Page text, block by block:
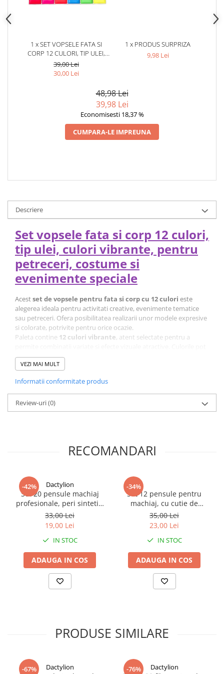
1 x SET VOPSELE FATA SI
CORP 12 CULORI, TIP ULEI,
CULORI VIBRANTE, PENTRU
PETRECERI, COSTUME SI
39,00 Lei
30,00 Lei
1 x PRODUS SURPRIZA
9,98 Lei
48,98 Lei
39,98 Lei
Economisesti 18,37 %
CUMPARA-LE IMPREUNA
Descriere
Set vopsele fata si corp 12 culori,
tip ulei, culori vibrante, pentru
petreceri, costume si
evenimente speciale
Acestset de vopsele pentru fata si corp cu 12 culori este
alegerea ideala pentru activitati creative, evenimente tematice
sau petreceri. Ofera posibilitatea realizarii unor modele expresive
si colorate, potrivite pentru orice ocazie.
Paleta contine 12 culori vibrante, atent selectate pentru a
fi folosite individual sau amestecate pentru a obtine nuante
personalizate.
VEZI MAI MULT
Informatii conformitate produs
Review-uri(0)
RECOMANDARI
-42% Dactylion
Set 20 pensule machiaj
profesionale, peri sintetici
moi, maner negru cu finisaj
rose gold
33,00 Lei
19,00 Lei
IN STOC
ADAUGA IN COS
-34%
Set 12 pensule pentru
machiaj, cu cutie de
depozitare, peri sintetici
din nailon si manere din
plastic, 18x5x6.5 cm, roz
piersica – kit complet
pentru un machiaj
impecabil
35,00 Lei
23,00 Lei
IN STOC
ADAUGA IN COS
PRODUSE SIMILARE
-67% Dactylion -76% Dactylion